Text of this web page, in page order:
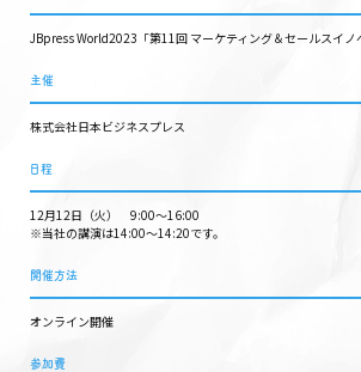
JBpress World2023「第11回 マーケティング＆セールスイノ
主催
株式会社日本ビジネスプレス
日程
12月12日（火） 9:00〜16:00
※当社の講演は14:00〜14:20です。
開催方法
オンライン開催
参加費